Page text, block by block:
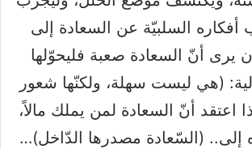
أفكاره السلبيّة عن السعادة إلى
يرى أنّ السعادة صعبة فليحوّلها
(هي ليست سهلة، ولكنّها شعور
اعتقد أنّ السعادة لمن يملك مالاً،
إلى.. (السّعادة مصدرها الدّاخل)…